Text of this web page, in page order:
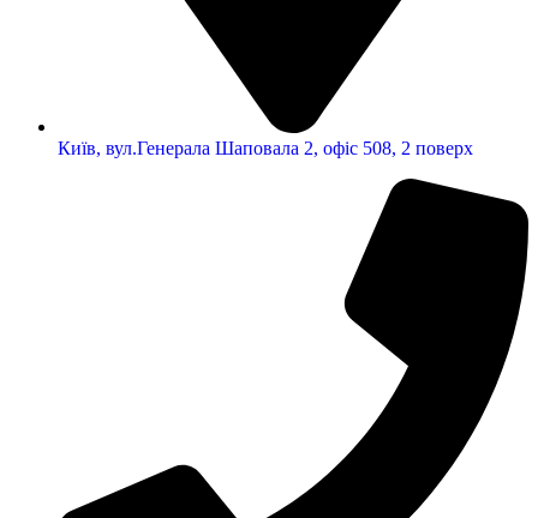
Київ, вул.Генерала Шаповала 2, офіс 508, 2 поверх